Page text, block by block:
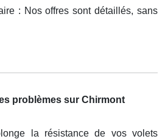
: Nos offres sont détaillés, sans
problèmes sur Chirmont
la résistance de vos volets